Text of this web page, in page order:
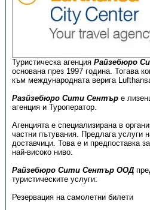
Туристическа агенция Райзебюро
основана през 1997 година. Тогава
към международната верига
Разйзебюро Сити Сентъре
агенция и Туроператор.
Агенцията е специализирана в
частни пътувания. Предлага услуги
доставчици. Това е и предпоставка
най-високо ниво.
Райзебюро Сити Сентър ООД
туристическите услуги:
Резервация на самолетни билети